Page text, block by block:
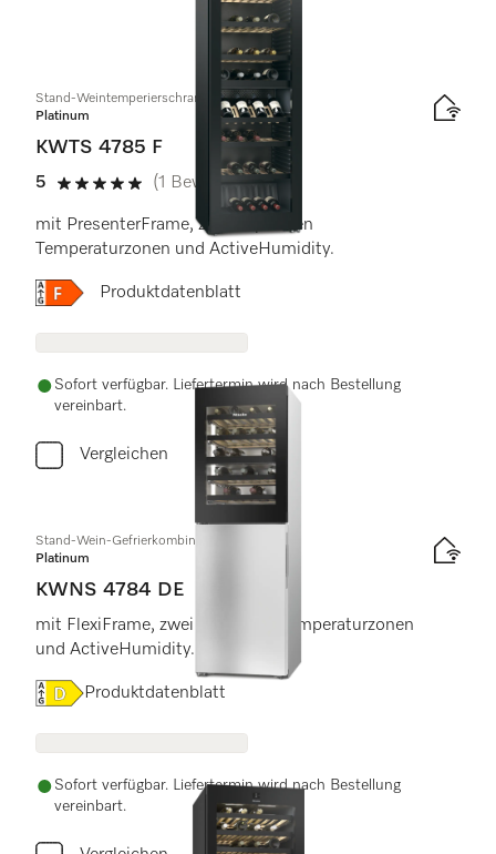
Stand-Weintemperierschrank
Platinum
KWTS 4785 F
5
5 von 5 Sternen
(1 Bewertung)
mit PresenterFrame, zwei seperaten
Temperaturzonen und ActiveHumidity.
Onlinelabel Image, Energielabel
Produktdatenblatt
Sofort verfügbar. Liefertermin wird nach Bestellung
vereinbart.
Vergleichen
Stand-Wein-Gefrierkombination
Platinum
KWNS 4784 DE
mit FlexiFrame, zwei seperaten Temperaturzonen
und ActiveHumidity.
Onlinelabel Image, Energielabel
Produktdatenblatt
Sofort verfügbar. Liefertermin wird nach Bestellung
vereinbart.